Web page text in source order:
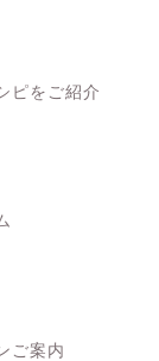
ピをご紹介
ご案内